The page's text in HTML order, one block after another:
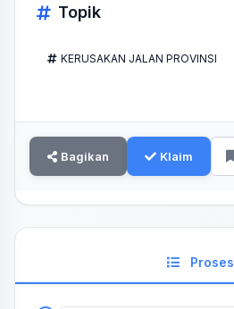
Topik
KERUSAKAN JALAN PROVINSI
Bagikan Klaim
Proses